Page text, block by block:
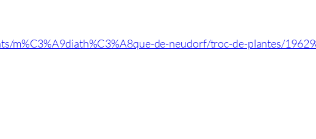
m%C3%A9diath%C3%A8que-de-neudorf/troc-de-plantes/